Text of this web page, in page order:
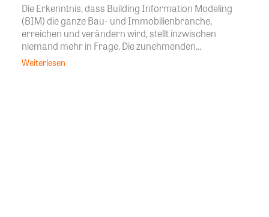
Die Erkenntnis, dass Building Information Modeling
(BIM) die ganze Bau- und Immobilienbranche,
erreichen und verändern wird, stellt inzwischen
niemand mehr in Frage. Die zunehmenden...
Weiterlesen